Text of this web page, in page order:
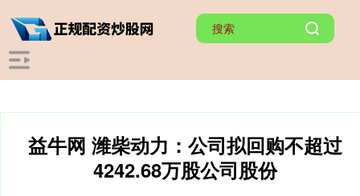
益牛网 潍柴动力：公司拟回购不超过
4242.68万股公司股份